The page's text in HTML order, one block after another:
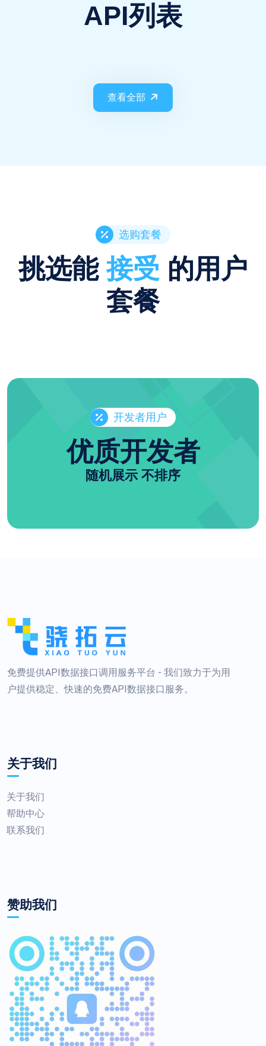
API列表
查看全部
选购套餐
挑选能接受 的用户
套餐
开发者用户
优质开发者
随机展示 不排序
免费提供API数据接口调用服务平台 - 我们致力于为用
户提供稳定、快速的免费API数据接口服务。
关于我们
关于我们
帮助中心
联系我们
赞助我们